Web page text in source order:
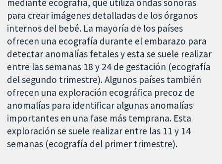
mediante ecografía, que utiliza ondas sonoras
para crear imágenes detalladas de los órganos
internos del bebé. La mayoría de los países
ofrecen una ecografía durante el embarazo para
detectar anomalías fetales y esta se suele realizar
entre las semanas 18 y 24 de gestación (ecografía
del segundo trimestre). Algunos países también
ofrecen una exploración ecográfica precoz de
anomalías para identificar algunas anomalías
importantes en una fase más temprana. Esta
exploración se suele realizar entre las 11 y 14
semanas (ecografía del primer trimestre).